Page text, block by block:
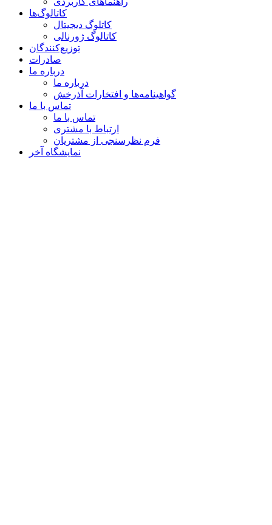
کاتالوگ‌ها
کاتلوگ دیجیتال
کاتالوگ ژورنالی
توزیع‌کنندگان
صادرات
درباره ما
درباره ما
گواهینامه‌ها و افتخارات آذرخش
تماس با ما
تماس با ما
ارتباط با مشتری
فرم نظرسنجی از مشتریان
نمایشگاه‌ آخر